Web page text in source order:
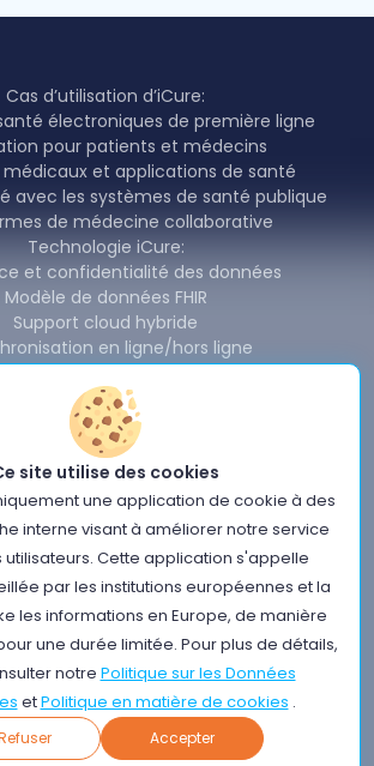
Cas d’utilisation d’iCure:
électroniques de première ligne
pour patients et médecins
médicaux et applications de santé
avec les systèmes de santé publique
de médecine collaborative
Technologie iCure:
et confidentialité des données
Modèle de données FHIR
Support cloud hybride
en ligne/hors ligne
et interopérabilité des données
Produits iCure:
Backend Cardinal & SDK
Data Exchange Module
Free Health Connector
Nouvelles
À propos de nous
d'utilisation du site iCure
sur les Données Personnelles
matière de sécurité de l'information
en matière de qualité
en matière de cookies
Mentions légales
Certifications
©iCure 2025
site utilise des cookies
une application de cookie à des
interne visant à améliorer notre service
utilisateurs. Cette application s'appelle
par les institutions européennes et la
les informations en Europe, de manière
une durée limitée. Pour plus de détails,
notre Politique sur les Données
etPolitique en matière de cookies .
Accepter